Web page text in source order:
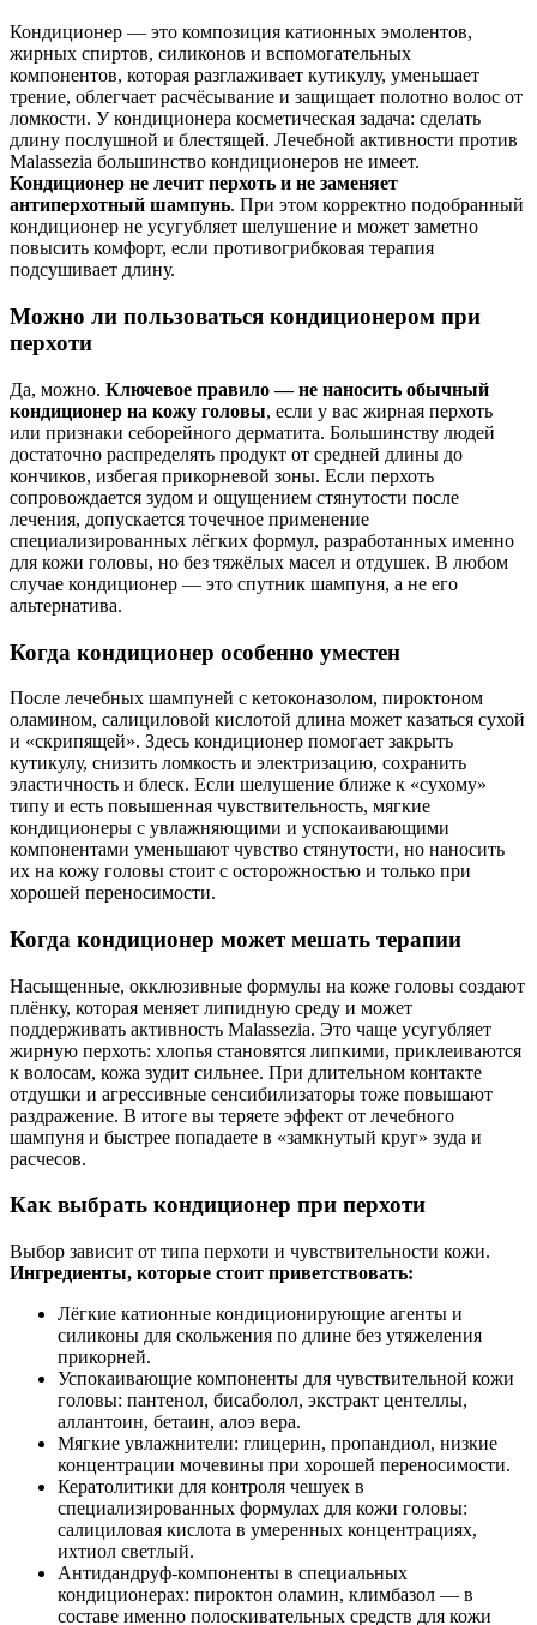
Кондиционер — это композиция катионных эмолентов,
жирных спиртов, силиконов и вспомогательных
компонентов, которая разглаживает кутикулу, уменьшает
трение, облегчает расчёсывание и защищает полотно волос от
ломкости. У кондиционера косметическая задача: сделать
длину послушной и блестящей. Лечебной активности против
Malassezia большинство кондиционеров не имеет.
Кондиционер не лечит перхоть и не заменяет
антиперхотный шампунь. При этом корректно подобранный
кондиционер не усугубляет шелушение и может заметно
повысить комфорт, если противогрибковая терапия
подсушивает длину.
Можно ли пользоваться кондиционером при
перхоти
Да, можно. Ключевое правило — не наносить обычный
кондиционер на кожу головы, если у вас жирная перхоть
или признаки себорейного дерматита. Большинству людей
достаточно распределять продукт от средней длины до
кончиков, избегая прикорневой зоны. Если перхоть
сопровождается зудом и ощущением стянутости после
лечения, допускается точечное применение
специализированных лёгких формул, разработанных именно
для кожи головы, но без тяжёлых масел и отдушек. В любом
случае кондиционер — это спутник шампуня, а не его
альтернатива.
Когда кондиционер особенно уместен
После лечебных шампуней с кетоконазолом, пироктоном
оламином, салициловой кислотой длина может казаться сухой
и «скрипящей». Здесь кондиционер помогает закрыть
кутикулу, снизить ломкость и электризацию, сохранить
эластичность и блеск. Если шелушение ближе к «сухому»
типу и есть повышенная чувствительность, мягкие
кондиционеры с увлажняющими и успокаивающими
компонентами уменьшают чувство стянутости, но наносить
их на кожу головы стоит с осторожностью и только при
хорошей переносимости.
Когда кондиционер может мешать терапии
Насыщенные, окклюзивные формулы на коже головы создают
плёнку, которая меняет липидную среду и может
поддерживать активность Malassezia. Это чаще усугубляет
жирную перхоть: хлопья становятся липкими, приклеиваются
к волосам, кожа зудит сильнее. При длительном контакте
отдушки и агрессивные сенсибилизаторы тоже повышают
раздражение. В итоге вы теряете эффект от лечебного
шампуня и быстрее попадаете в «замкнутый круг» зуда и
расчесов.
Как выбрать кондиционер при перхоти
Выбор зависит от типа перхоти и чувствительности кожи.
Ингредиенты, которые стоит приветствовать:
Лёгкие катионные кондиционирующие агенты и
силиконы для скольжения по длине без утяжеления
прикорней.
Успокаивающие компоненты для чувствительной кожи
головы: пантенол, бисаболол, экстракт центеллы,
аллантоин, бетаин, алоэ вера.
Мягкие увлажнители: глицерин, пропандиол, низкие
концентрации мочевины при хорошей переносимости.
Кератолитики для контроля чешуек в
специализированных формулах для кожи головы:
салициловая кислота в умеренных концентрациях,
ихтиол светлый.
Антидандруф-компоненты в специальных
кондиционерах: пироктон оламин, климбазол — в
составе именно полоскивательных средств для кожи